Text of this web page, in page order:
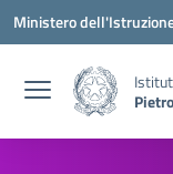
Vai ai contenuti
Vai al menu di
Vai al footer
Ministero